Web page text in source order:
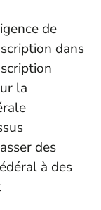
de
dans
la
des
à des